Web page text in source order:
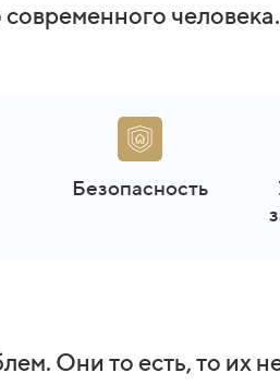
человека.
Безопасность
Они то есть, то их